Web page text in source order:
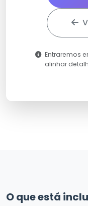
Entraremos
alinhar
O que está